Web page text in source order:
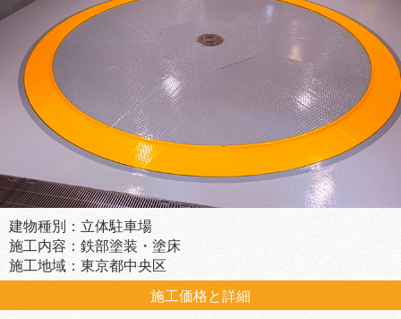
建物種別：立体駐車場
施工内容：鉄部塗装・塗床
施工地域：東京都中央区
施工価格と詳細